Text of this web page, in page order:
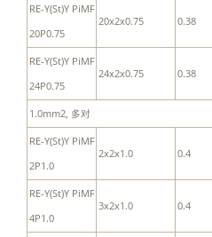
RE-Y(St)Y PiMF
20P0.75
20x2x0.75 0.38
RE-Y(St)Y PiMF
24P0.75
24x2x0.75 0.38
1.0mm2, 多对
RE-Y(St)Y PiMF
2P1.0
2x2x1.0 0.4
RE-Y(St)Y PiMF
4P1.0
3x2x1.0 0.4